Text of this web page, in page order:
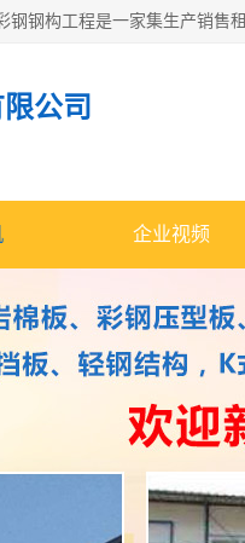
公司
企业视频